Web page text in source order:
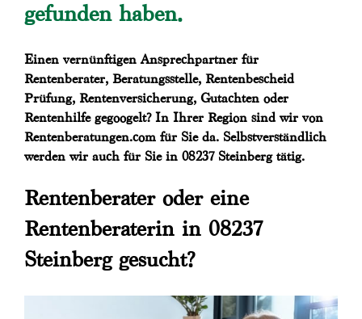
gefunden haben.
Einen vernünftigen Ansprechpartner für
Rentenberater, Beratungsstelle, Rentenbescheid
Prüfung, Rentenversicherung, Gutachten oder
Rentenhilfe gegoogelt? In Ihrer Region sind wir von
Rentenberatungen.com für Sie da. Selbstverständlich
werden wir auch für Sie in 08237 Steinberg tätig.
Rentenberater oder eine
Rentenberaterin in 08237
Steinberg gesucht?